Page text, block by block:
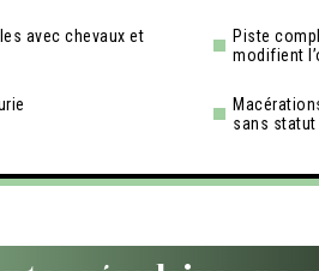
avec chevaux et
Piste
modifient
sans